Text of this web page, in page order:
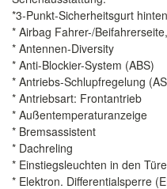
*3-Punkt-Sicherheitsgurt
* Airbag Fahrer-/
* Antennen-Diversity
* Anti-Blockier-System (ABS)
* Antriebs-Schlupfregelung
* Antriebsart: Frontantrieb
* Außentemperaturanzeige
* Bremsassistent
* Dachreling
* Einstiegsleuchten in den
* Elektron. Differentialsperre